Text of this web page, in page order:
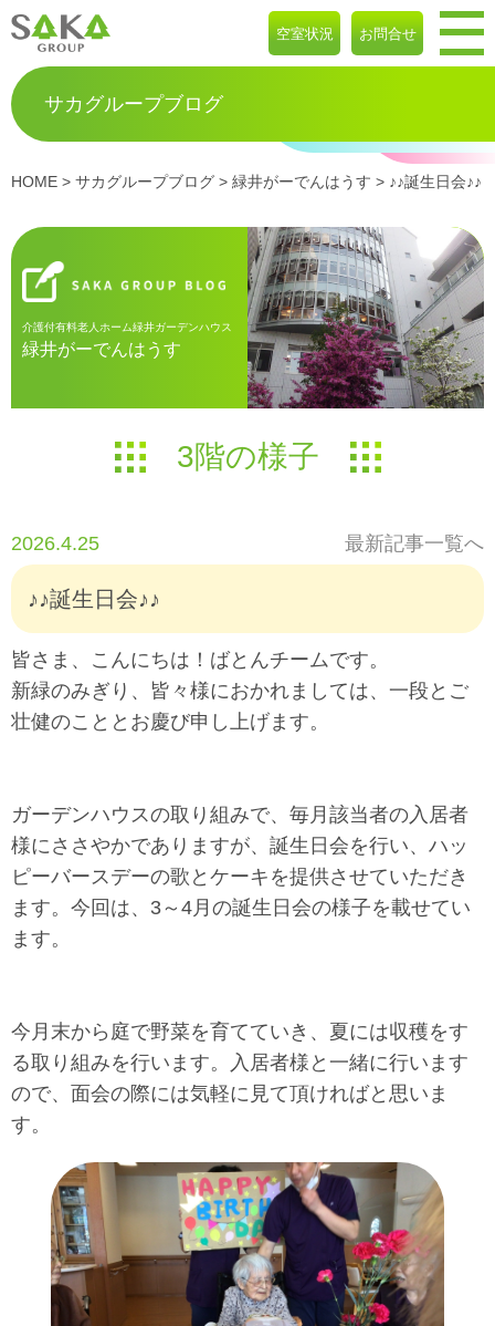
空室状況 お問合せ
サカグループブログ
HOME > サカグループブログ > 緑井がーでんはうす > ♪♪誕生日会♪♪
介護付有料老人ホーム緑井ガーデンハウス
緑井がーでんはうす
3階の様子
最新記事一覧へ
2026.4.25
♪♪誕生日会♪♪
皆さま、こんにちは！ばとんチームです。
新緑のみぎり、皆々様におかれましては、一段とご
壮健のこととお慶び申し上げます。
ガーデンハウスの取り組みで、毎月該当者の入居者
様にささやかでありますが、誕生日会を行い、ハッ
ピーバースデーの歌とケーキを提供させていただき
ます。今回は、3～4月の誕生日会の様子を載せてい
ます。
今月末から庭で野菜を育てていき、夏には収穫をす
る取り組みを行います。入居者様と一緒に行います
ので、面会の際には気軽に見て頂ければと思いま
す。